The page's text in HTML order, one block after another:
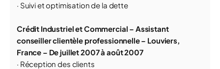
· Suivi et optimisation de la dette
Crédit Industriel et Commercial – Assistant
conseiller clientèle professionnelle – Louviers,
France – De juillet 2007 à août 2007
· Réception des clients